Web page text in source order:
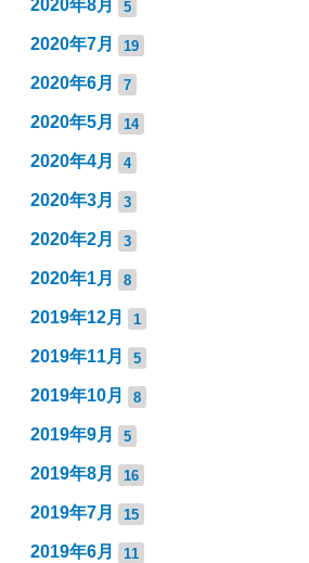
2020年8月 5
2020年7月 19
2020年6月 7
2020年5月 14
2020年4月 4
2020年3月 3
2020年2月 3
2020年1月 8
2019年12月 1
2019年11月 5
2019年10月 8
2019年9月 5
2019年8月 16
2019年7月 15
2019年6月 11